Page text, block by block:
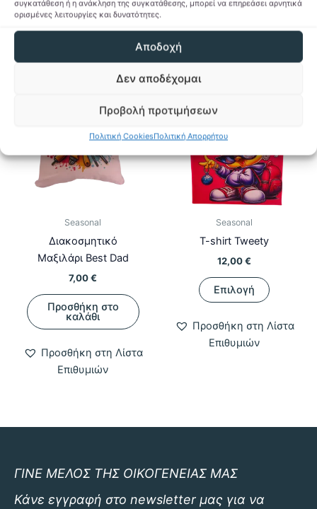
συγκατάθεση ή η ανάκληση της συγκατάθεσης, μπορεί να επηρεάσει αρνητικά
ορισμένες λειτουργίες και δυνατότητες.
Αποδοχή
Δεν αποδέχομαι
Προβολή προτιμήσεων
Πολιτική CookiesΠολιτική Απορρήτου
Προσθήκη στη Λίστα
Προσθήκη στη Λίστα
Seasonal
Διακοσμητικό
Μαξιλάρι Best Dad
7,00€
Προσθήκη στο
καλάθι
Προσθήκη στη Λίστα
Επιθυμιών
Seasonal
T-shirt Tweety
12,00€
Επιλογή
το
έχει
Προσθήκη στη Λίστα
Επιθυμιών
ΓΙΝΕ ΜΕΛΟΣ ΤΗΣ ΟΙΚΟΓΕΝΕΙΑΣ ΜΑΣ
Κάνε εγγραφή στο newsletter μας για να